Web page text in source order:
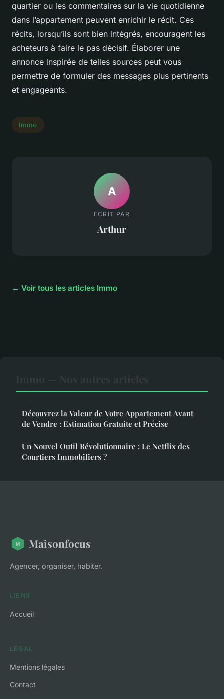
quartier ou les commentaires sur la vie quotidienne
dans l’appartement peuvent enrichir le récit. Ces
récits, lorsqu’ils sont bien intégrés, encouragent les
acheteurs à faire le pas décisif. Élaborer une
annonce inspirée de telles sources peut vous
permettre de formuler des messages plus pertinents
et engageants.
Immo
A
ECRIT PAR
Arthur
← Voir tous les articles Immo
Découvrez la Valeur de Votre Appartement Avant
de Vendre : Estimation Gratuite et Précise
Un Nouvel Outil Révolutionnaire : Le Netflix des
Courtiers Immobiliers ?
Maisonfocus
Agencer, organiser, habiter.
LIENS
Accueil
LÉGAL
Mentions légales
Contact